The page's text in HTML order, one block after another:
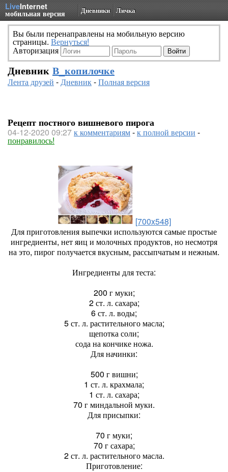
LiveInternet
мобильная версия Дневники Личка
Вы были перенаправлены на мобильную версию
страницы. Вернуться!
Авторизация
Дневник В_копилочке
Лента друзей -Дневник-Полная версия
Рецепт постного вишневого пирога
04-12-2020 09:27к комментариям-к полной версии -
понравилось!
[700x548]
Для приготовления выпечки используются самые простые
ингредиенты, нет яиц и молочных продуктов, но несмотря
на это, пирог получается вкусным, рассыпчатым и нежным.
Ингредиенты для теста:
200 г муки;
2 ст. л. сахара;
6 ст. л. воды;
5 ст. л. растительного масла;
щепотка соли;
сода на кончике ножа.
Для начинки:
500 г вишни;
1 ст. л. крахмала;
1 ст. л. сахара;
70 г миндальной муки.
Для присыпки:
70 г муки;
70 г сахара;
2 ст. л. растительного масла.
Приготовление: